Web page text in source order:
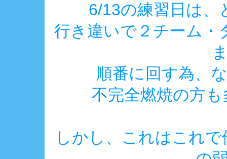
6/13の練習日は、
行き違いで２チーム
順番に回す為、
不完全燃焼の方
しかし、これはこれ